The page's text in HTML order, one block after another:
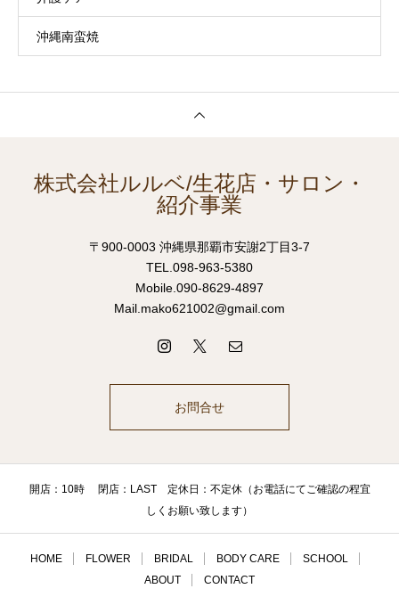
沖縄南蛮焼
株式会社ルルベ/生花店・サロン・
紹介事業
〒900-0003 沖縄県那覇市安謝2丁目3-7
TEL.098-963-5380
Mobile.090-8629-4897
Mail.mako621002@gmail.com
お問合せ
開店：10時 閉店：LAST 定休日：不定休（お電話にてご確認の程宜
しくお願い致します）
HOME FLOWER BRIDAL BODY CARE
SCHOOL
ABOUT
CONTACT